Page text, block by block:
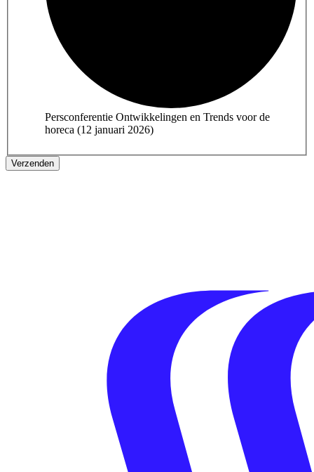
Persconferentie Ontwikkelingen en Trends voor de
horeca (12 januari 2026)
Verzenden